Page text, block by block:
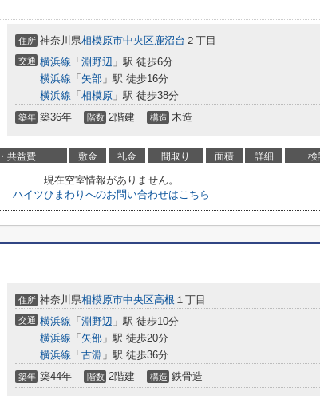
住所 神奈川県相模原市中央区鹿沼台 ２丁目
交通 横浜線 「 淵野辺 」駅 徒歩6分
横浜線 「 矢部 」駅 徒歩16分
横浜線 「 相模原 」駅 徒歩38分
築年 築36年 階数 2階建 構造 木造
共益費 敷金 礼金 間取り 面積 詳細 検
現在空室情報がありません。
ハイツひまわりへのお問い合わせはこちら
住所 神奈川県相模原市中央区高根 １丁目
交通 横浜線 「 淵野辺 」駅 徒歩10分
横浜線 「 矢部 」駅 徒歩20分
横浜線 「 古淵 」駅 徒歩36分
築年 築44年 階数 2階建 構造 鉄骨造